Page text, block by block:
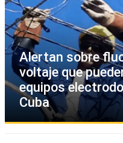
Alertan sobre
voltaje que
equipos
Cuba